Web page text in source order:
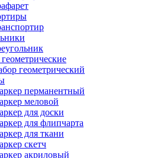
геометрический
перманентный
меловой
для доски
для флипчарта
для ткани
скетч
акриловый